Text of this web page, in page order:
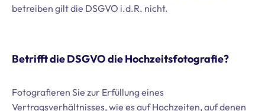
betreiben gilt die DSGVO i.d.R. nicht.
Betrifft die DSGVO die Hochzeitsfotografie?
Fotografieren Sie zur Erfüllung eines
Vertragsverhältnisses, wie es auf Hochzeiten, auf denen